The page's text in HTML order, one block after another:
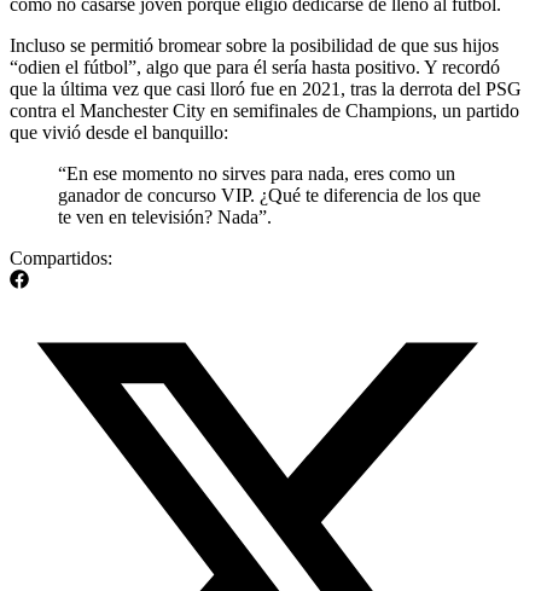
como no casarse joven porque eligió dedicarse de lleno al fútbol.
Incluso se permitió bromear sobre la posibilidad de que sus hijos
“odien el fútbol”, algo que para él sería hasta positivo. Y recordó
que la última vez que casi lloró fue en 2021, tras la derrota del PSG
contra el Manchester City en semifinales de Champions, un partido
que vivió desde el banquillo:
“En ese momento no sirves para nada, eres como un
ganador de concurso VIP. ¿Qué te diferencia de los que
te ven en televisión? Nada”.
Compartidos: